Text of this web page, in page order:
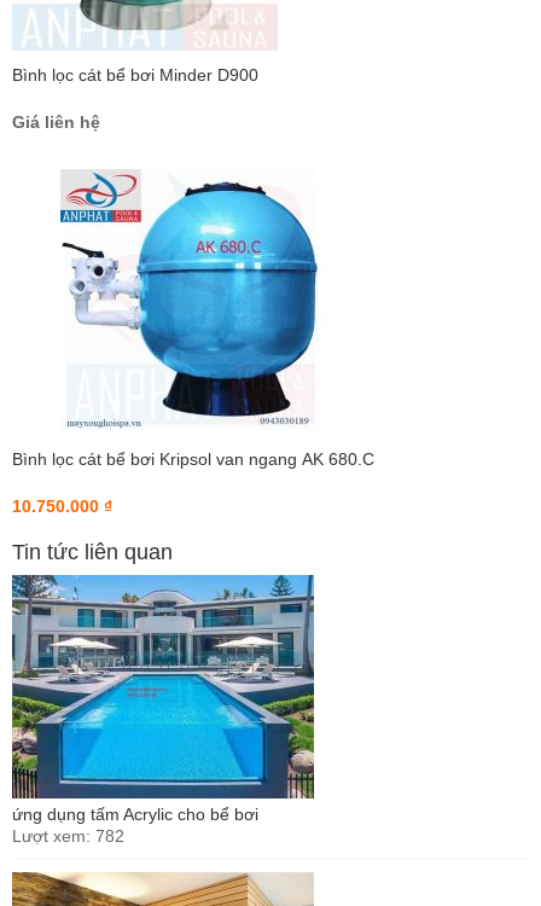
Bình lọc cát bể bơi Minder D900
Giá liên hệ
Bình lọc cát bể bơi Kripsol van ngang AK 680.C
10.750.000 ₫
Tin tức liên quan
ứng dụng tấm Acrylic cho bể bơi
Lượt xem: 782